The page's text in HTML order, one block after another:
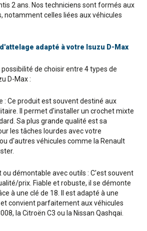
2 ans. Nos techniciens sont formés aux
notamment celles liées aux véhicules
adapté à votre Isuzu D-Max
de choisir entre 4 types de
D-Max :
: Ce produit est souvent destiné aux
Il permet d'installer un crochet mixte
Sa plus grande qualité est sa
les tâches lourdes avec votre
d'autres véhicules comme la Renault
démontable avec outils : C'est souvent
prix. Fiable et robuste, il se démonte
à une clé de 18. Il est adapté à une
convient parfaitement aux véhicules
la Citroën C3 ou la Nissan Qashqai.